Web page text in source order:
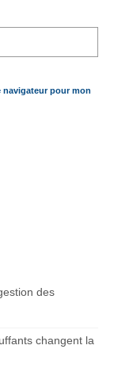
navigateur pour mon
des
changent la